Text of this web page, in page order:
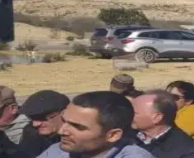
קריאה